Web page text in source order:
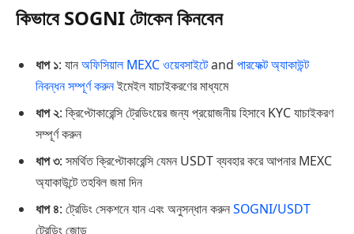
কিভাবে SOGNI টোকেন কিনবেন
ধাপ ১: যানঅফিসিয়াল MEXC ওয়েবসাইটেand পারফেক্ট অ্যাকাউন্ট
নিবন্ধন সম্পূর্ণ করুনইমেইল যাচাইকরণের মাধ্যমে
ধাপ ২: ক্রিপ্টোকারেন্সি ট্রেডিংয়ের জন্য প্রয়োজনীয় হিসাবে KYC যাচাইকরণ
সম্পূর্ণ করুন
ধাপ ৩: সমর্থিত ক্রিপ্টোকারেন্সি যেমন USDT ব্যবহার করে আপনার MEXC
অ্যাকাউন্টে তহবিল জমা দিন
ধাপ ৪: ট্রেডিং সেকশনে যান এবং অনুসন্ধান করুনSOGNI/USDT
ট্রেডিং জোড়